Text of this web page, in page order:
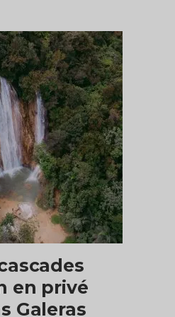
: est :
$67.99.
AU PANIER
en privé
Galeras